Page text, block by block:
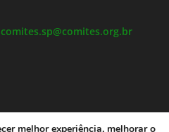
comites.sp@comites.org.br
melhor experiência, melhorar o